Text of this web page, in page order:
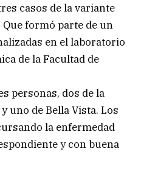
casos de la variante
formó parte de un
en el laboratorio
de la Facultad de
personas, dos de la
uno de Bella Vista. Los
la enfermedad
y con buena